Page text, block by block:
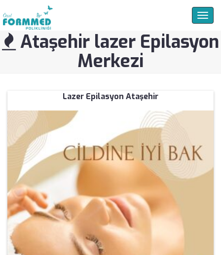
Ataşehir lazer Epilasyon
Merkezi
Lazer Epilasyon Ataşehir